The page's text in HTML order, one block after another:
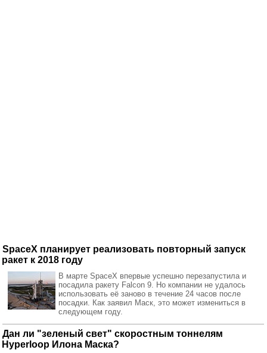
SpaceX планирует реализовать повторный запуск
ракет к 2018 году
В марте SpaceX впервые успешно перезапустила и
посадила ракету Falcon 9. Но компании не удалось
использовать её заново в течение 24 часов после
посадки. Как заявил Маск, это может измениться в
следующем году.
Дан ли "зеленый свет" скоростным тоннелям
Hyperloop Илона Маска?